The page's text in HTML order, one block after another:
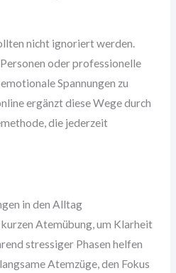
nicht ignoriert werden.
oder professionelle
Spannungen zu
ergänzt diese Wege durch
die jederzeit
in den Alltag
Atemübung, um Klarheit
stressiger Phasen helfen
Atemzüge, den Fokus